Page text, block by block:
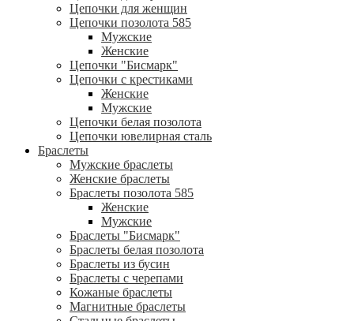
Цепочки для женщин
Цепочки позолота 585
Мужские
Женские
Цепочки "Бисмарк"
Цепочки с крестиками
Женские
Мужские
Цепочки белая позолота
Цепочки ювелирная сталь
Браслеты
Мужские браслеты
Женские браслеты
Браслеты позолота 585
Женские
Мужские
Браслеты "Бисмарк"
Браслеты белая позолота
Браслеты из бусин
Браслеты с черепами
Кожаные браслеты
Магнитные браслеты